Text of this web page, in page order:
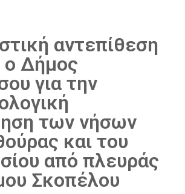
αντεπίθεση
Δήμος
για την
των νήσων
και του
από πλευράς
Σκοπέλου